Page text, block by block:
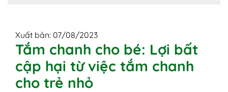
Xuất bản: 07/08/2023
Tắm chanh cho bé: Lợi bất
cập hại từ việc tắm chanh
cho trẻ nhỏ